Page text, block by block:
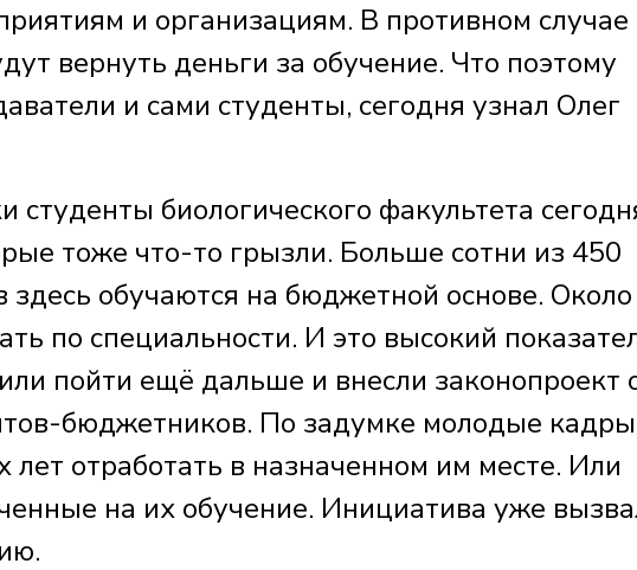
и организациям. В противном случае
вернуть деньги за обучение. Что поэтому
и сами студенты, сегодня узнал Олег
студенты биологического факультета
тоже что-то грызли. Больше сотни из 450
здесь обучаются на бюджетной основе. Около
по специальности. И это высокий
пойти ещё дальше и внесли законопроект
бюджетников. По задумке молодые кадры
отработать в назначенном им месте. Или
на их обучение. Инициатива уже